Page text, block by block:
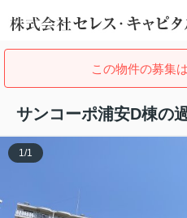
この物件の募集
サンコーポ浦安D棟の
1/1